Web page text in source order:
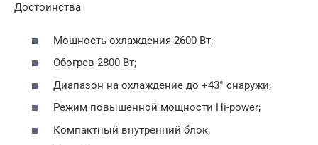
Достоинства
Мощность охлаждения 2600 Вт;
Обогрев 2800 Вт;
Диапазон на охлаждение до +43° снаружи;
Режим повышенной мощности Hi-power;
Компактный внутренний блок;